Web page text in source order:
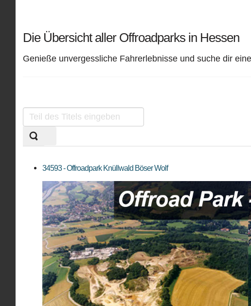
Die Übersicht aller Offroadparks in Hessen
Genieße unvergessliche Fahrerlebnisse und suche dir
Teil
des
Titels
eingeben
34593 - Offroadpark Knüllwald Böser Wolf